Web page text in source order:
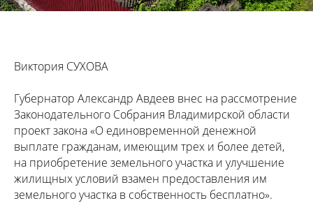
Виктория СУХОВА
Губернатор Александр Авдеев внес на рассмотрение
Законодательного Собрания Владимирской области
проект закона «О единовременной денежной
выплате гражданам, имеющим трех и более детей,
на приобретение земельного участка и улучшение
жилищных условий взамен предоставления им
земельного участка в собственность бесплатно».